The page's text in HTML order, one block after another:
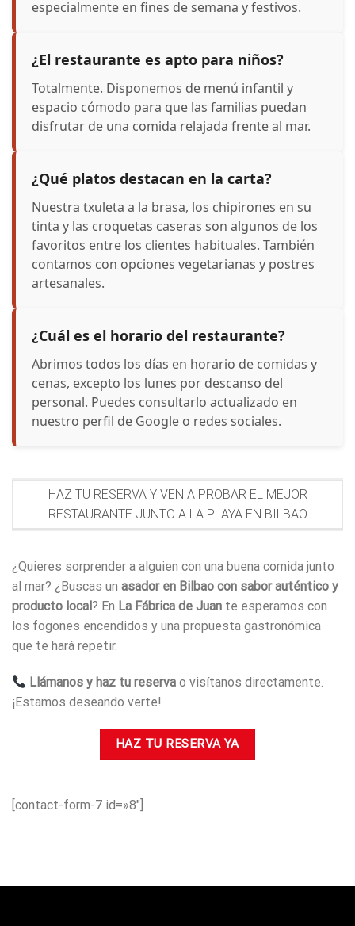
especialmente en fines de semana y festivos.
¿El restaurante es apto para niños?
Totalmente. Disponemos de menú infantil y
espacio cómodo para que las familias puedan
disfrutar de una comida relajada frente al mar.
¿Qué platos destacan en la carta?
Nuestra txuleta a la brasa, los chipirones en su
tinta y las croquetas caseras son algunos de los
favoritos entre los clientes habituales. También
contamos con opciones vegetarianas y postres
artesanales.
¿Cuál es el horario del restaurante?
Abrimos todos los días en horario de comidas y
cenas, excepto los lunes por descanso del
personal. Puedes consultarlo actualizado en
nuestro perfil de Google o redes sociales.
HAZ TU RESERVA Y VEN A PROBAR EL MEJOR
RESTAURANTE JUNTO A LA PLAYA EN BILBAO
¿Quieres sorprender a alguien con una buena comida junto
al mar? ¿Buscas un asador en Bilbao con sabor auténtico y
producto local ? En La Fábrica de Juan te esperamos con
los fogones encendidos y una propuesta gastronómica
que te hará repetir.
Llámanos y haz tu reserva o visítanos directamente.
¡Estamos deseando verte!
HAZ TU RESERVA YA
[contact-form-7 id=»8″]